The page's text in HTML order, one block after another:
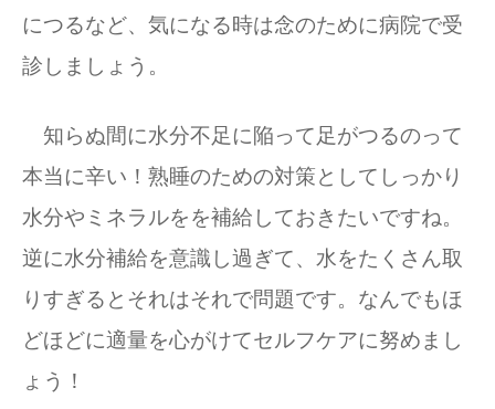
につるなど、気になる時は念のために病院で受
診しましょう。
知らぬ間に水分不足に陥って足がつるのって
本当に辛い！熟睡のための対策としてしっかり
水分やミネラルをを補給しておきたいですね。
逆に水分補給を意識し過ぎて、水をたくさん取
りすぎるとそれはそれで問題です。なんでもほ
どほどに適量を心がけてセルフケアに努めまし
ょう！